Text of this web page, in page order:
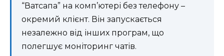
“Ватсапа” на комп’ютері без телефону –
окремий клієнт. Він запускається
незалежно від інших програм, що
полегшує моніторинг чатів.